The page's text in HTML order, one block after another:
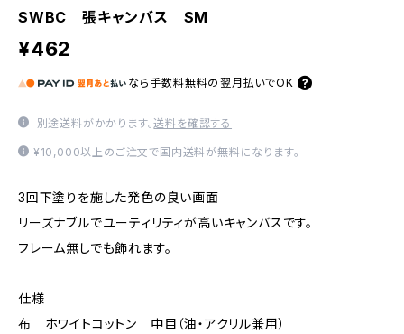
SWBC 張キャンバス SM
¥462
なら 手数料無料の 翌月払いでOK
別途送料がかかります。送料を確認する
¥10,000以上のご注文で国内送料が無料になります。
3回下塗りを施した発色の良い画面
リーズナブルでユーティリティが高いキャンバスです。
フレーム無しでも飾れます。
仕様
布 ホワイトコットン 中目（油・アクリル兼用）